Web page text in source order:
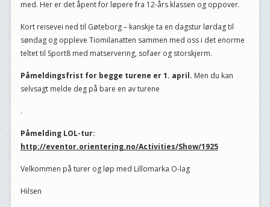
med. Her er det åpent for løpere fra 12-års klassen og oppover.
Kort reisevei ned til Gøteborg – kanskje ta en dagstur lørdag til
søndag og oppleve Tiomilanatten sammen med oss i det enorme
teltet til Sport8 med matservering, sofaer og storskjerm.
Påmeldingsfrist for begge turene er 1. april. Men du kan
selvsagt melde deg på bare en av turene
.
Påmelding LOL-tur:
http://eventor.orientering.no/Activities/Show/1925
Velkommen på turer og løp med Lillomarka O-lag
Hilsen